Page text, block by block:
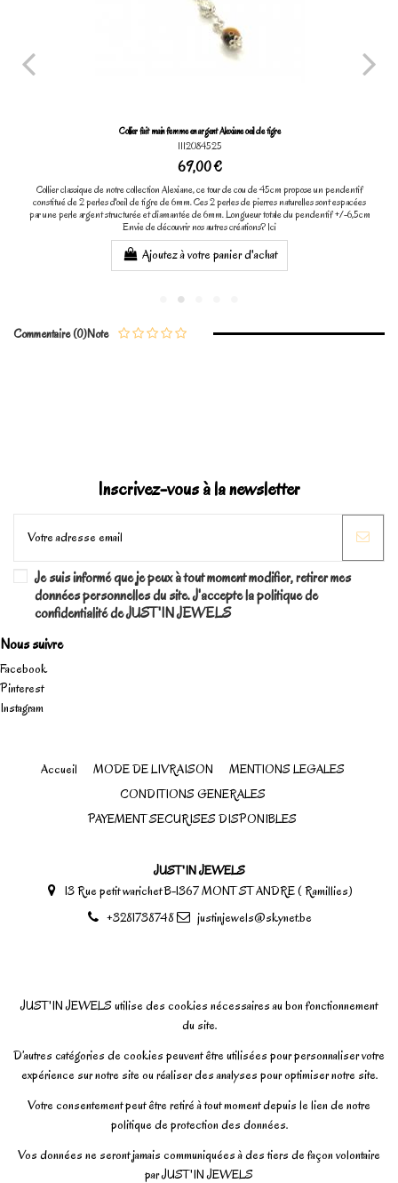
Collier fait main femme en argent Alexiane oeil de tigre
1112084525
69,00 €
Collier classique de notre collection Alexiane, ce tour de cou de 45cm propose un pendentif
constitué de 2 perles d'oeil de tigre de 6mm. Ces 2 perles de pierres naturelles sont espacées
par une perle argent structurée et diamantée de 6mm. Longueur totale du pendentif +/-6,5cm
Envie de découvrir nos autres créations? Ici
Ajoutez à votre panier d'achat
Note
Commentaire (0)
Inscrivez-vous à la newsletter
Je suis informé que je peux à tout moment modifier, retirer mes
données personnelles du site. J'accepte la politique de
confidentialité de JUST'IN JEWELS
Nous suivre
Facebook
Pinterest
Instagram
Accueil MODE DE LIVRAISON
MENTIONS LEGALES
CONDITIONS GENERALES
PAYEMENT SECURISES DISPONIBLES
JUST'IN JEWELS
13 Rue petit warichet B-1367 MONT ST ANDRE ( Ramillies)
+3281738748
justinjewels@skynet.be
JUST'IN JEWELS utilise des cookies nécessaires au bon fonctionnement
du site.
D’autres catégories de cookies peuvent être utilisées pour personnaliser votre
expérience sur notre site ou réaliser des analyses pour optimiser notre site.
Votre consentement peut être retiré à tout moment depuis le lien de notre
politique de protection des données.
Vos données ne seront jamais communiquées à des tiers de façon volontaire
par JUST'IN JEWELS